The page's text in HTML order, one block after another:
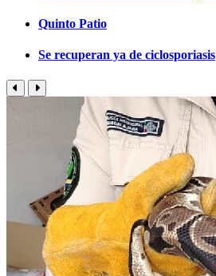
Quinto Patio
Se recuperan ya de ciclosporiasis